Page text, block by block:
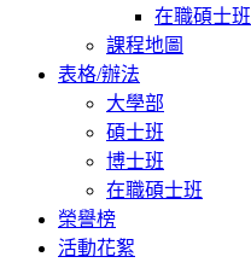
在職碩士班
課程地圖
表格/辦法
大學部
碩士班
博士班
在職碩士班
榮譽榜
活動花絮